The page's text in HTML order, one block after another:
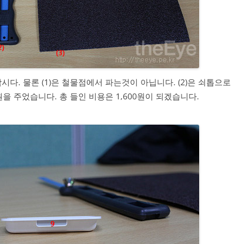
다. 물론 (1)은 철물점에서 파는것이 아닙니다. (2)은 쇠톱으로
주었습니다. 총 들인 비용은 1,600원이 되겠습니다.